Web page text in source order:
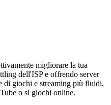
migliorare la tua
dell'ISP e offrendo server
di giochi e streaming più fluidi,
o si giochi online.